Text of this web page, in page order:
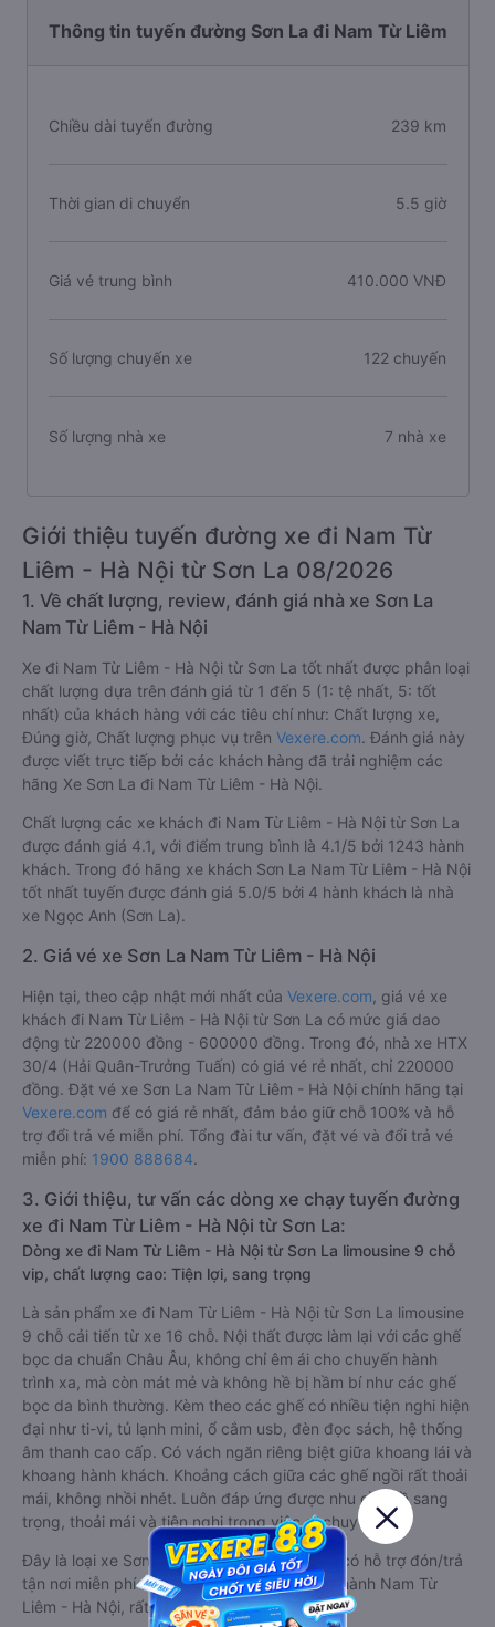
Thông tin tuyến đường Sơn La đi Nam Từ Liêm
Chiều dài tuyến đường 239 km
Thời gian di chuyển 5.5 giờ
Giá vé trung bình 410.000 VNĐ
Số lượng chuyến xe 122 chuyến
Số lượng nhà xe 7 nhà xe
Giới thiệu tuyến đường xe đi Nam Từ
Liêm - Hà Nội từ Sơn La 08/2026
1. Về chất lượng, review, đánh giá nhà xe Sơn La
Nam Từ Liêm - Hà Nội
Xe đi Nam Từ Liêm - Hà Nội từ Sơn La tốt nhất được phân loại
chất lượng dựa trên đánh giá từ 1 đến 5 (1: tệ nhất, 5: tốt
nhất) của khách hàng với các tiêu chí như: Chất lượng xe,
Đúng giờ, Chất lượng phục vụ trên Vexere.com. Đánh giá này
được viết trực tiếp bởi các khách hàng đã trải nghiệm các
hãng Xe Sơn La đi Nam Từ Liêm - Hà Nội.
Chất lượng các xe khách đi Nam Từ Liêm - Hà Nội từ Sơn La
được đánh giá 4.1, với điểm trung bình là 4.1/5 bởi 1243 hành
khách. Trong đó hãng xe khách Sơn La Nam Từ Liêm - Hà Nội
tốt nhất tuyến được đánh giá 5.0/5 bởi 4 hành khách là nhà
xe Ngọc Anh (Sơn La).
2. Giá vé xe Sơn La Nam Từ Liêm - Hà Nội
Hiện tại, theo cập nhật mới nhất của Vexere.com , giá vé xe
khách đi Nam Từ Liêm - Hà Nội từ Sơn La có mức giá dao
động từ 220000 đồng - 600000 đồng. Trong đó, nhà xe HTX
30/4 (Hải Quân-Trưởng Tuấn) có giá vé rẻ nhất, chỉ 220000
đồng. Đặt vé xe Sơn La Nam Từ Liêm - Hà Nội chính hãng tại
Vexere.com để có giá rẻ nhất, đảm bảo giữ chỗ 100% và hỗ
trợ đổi trả vé miễn phí. Tổng đài tư vấn, đặt vé và đổi trả vé
miễn phí: 1900 888684.
3. Giới thiệu, tư vấn các dòng xe chạy tuyến đường
xe đi Nam Từ Liêm - Hà Nội từ Sơn La:
Dòng xe đi Nam Từ Liêm - Hà Nội từ Sơn La limousine 9 chỗ
vip, chất lượng cao: Tiện lợi, sang trọng
Là sản phẩm xe đi Nam Từ Liêm - Hà Nội từ Sơn La limousine
9 chỗ cải tiến từ xe 16 chỗ. Nội thất được làm lại với các ghế
bọc da chuẩn Châu Âu, không chỉ êm ái cho chuyến hành
trình xa, mà còn mát mẻ và không hề bị hầm bí như các ghế
bọc da bình thường. Kèm theo các ghế có nhiều tiện nghi hiện
đại như ti-vi, tủ lạnh mini, ổ cắm usb, đèn đọc sách, hệ thống
âm thanh cao cấp. Có vách ngăn riêng biệt giữa khoang lái và
khoang hành khách. Khoảng cách giữa các ghế ngồi rất thoải
mái, không nhồi nhét. Luôn đáp ứng được nhu cầu về sang
trọng, thoải mái và tiện nghi trong việc di chuyển.
Đây là loại xe Sơn La Nam Từ Liêm - Hà Nội có hỗ trợ đón/trả
tận nơi miễn phí tại nội thành Sơn La và nội thành Nam Từ
Liêm - Hà Nội, rất thuận tiện cho du khách.